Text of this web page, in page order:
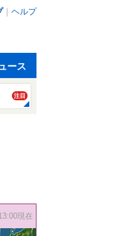
｜ ヘルプ
ース
注目
現在